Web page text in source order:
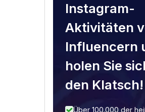
Instagram-
Aktivitäten
Influencern
holen Sie
den Klatsch!
Über 100.000 der